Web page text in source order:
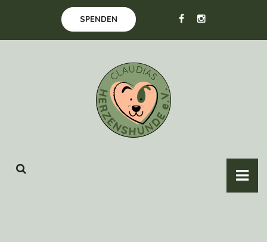
SPENDEN